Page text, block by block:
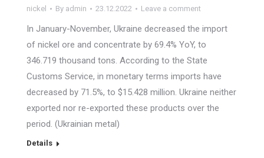
nickel By admin 23.12.2022 Leave a comment
In January-November, Ukraine decreased the import
of nickel ore and concentrate by 69.4% YoY, to
346.719 thousand tons. According to the State
Customs Service, in monetary terms imports have
decreased by 71.5%, to $15.428 million. Ukraine neither
exported nor re-exported these products over the
period. (Ukrainian metal)
Details